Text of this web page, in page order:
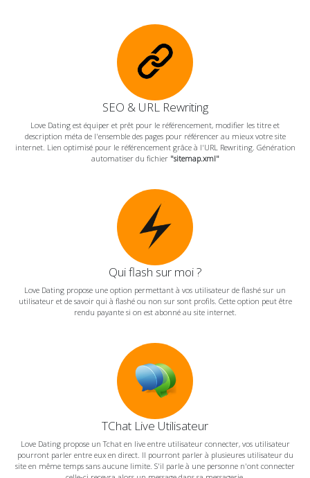
SEO & URL Rewriting
Love Dating est équiper et prêt pour le référencement, modifier les titre et
description méta de l'ensemble des pages pour référencer au mieux votre site
internet. Lien optimisé pour le référencement grâce à l'URL Rewriting. Génération
automatiser du fichier "sitemap.xml"
Qui flash sur moi ?
Love Dating propose une option permettant à vos utilisateur de flashé sur un
utilisateur et de savoir qui à flashé ou non sur sont profils. Cette option peut être
rendu payante si on est abonné au site internet.
TChat Live Utilisateur
Love Dating propose un Tchat en live entre utilisateur connecter, vos utilisateur
pourront parler entre eux en direct. Il pourront parler à plusieures utilisateur du
site en même temps sans aucune limite. S'il parle à une personne n'ont connecter